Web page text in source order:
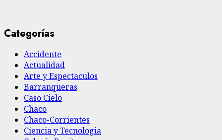
Categorías
Accidente
Actualidad
Arte y Espectaculos
Barranqueras
Caso Cielo
Chaco
Chaco-Corrientes
Ciencia y Tecnologia